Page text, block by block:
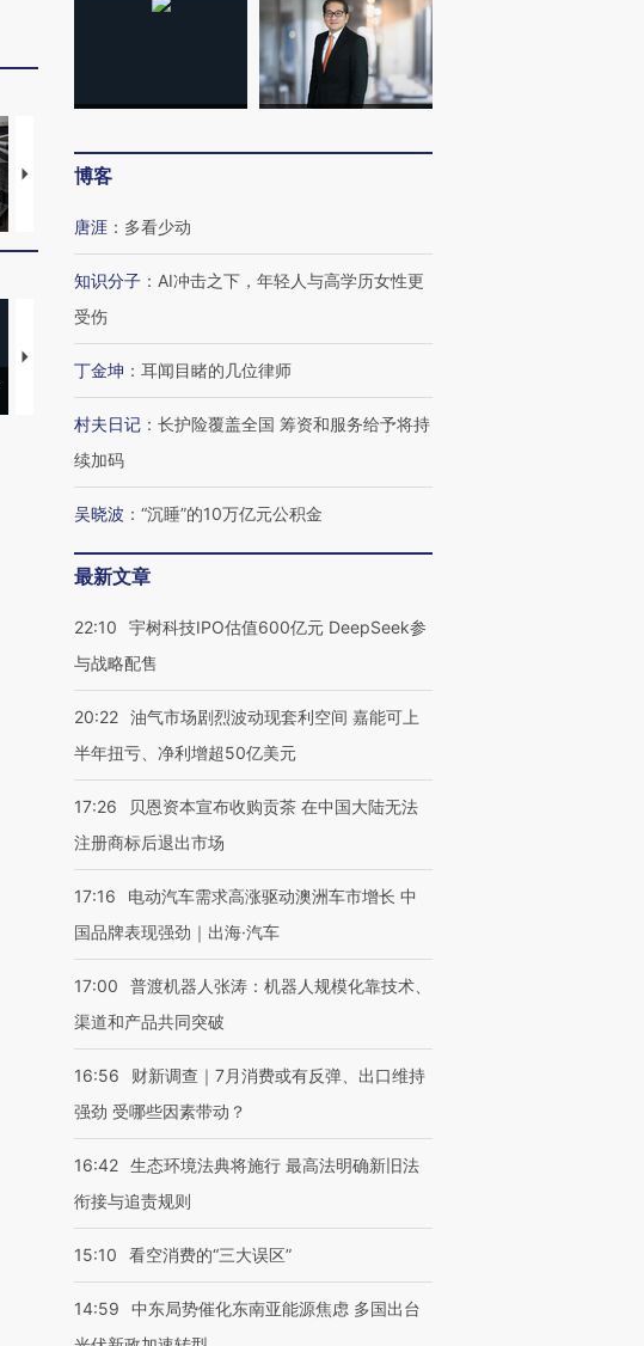
视线｜HYROX的吸金
心“花钱找虐”？
【推广】走进第四届链博
会，让数智科技“链”接产
【特别呈现】寻找100种
有意思的生活方式·第三对
住三大增长引擎是什么？
博客
唐涯 ： 多看少动
知识分子 ： AI冲击之下，年轻人与高学历女性更
受伤
丁金坤 ： 耳闻目睹的几位律师
村夫日记 ： 长护险覆盖全国 筹资和服务给予将持
续加码
吴晓波 ： “沉睡”的10万亿元公积金
最新文章
22:10
宇树科技IPO估值600亿元 DeepSeek参
与战略配售
20:22 油气市场剧烈波动现套利空间 嘉能可上
半年扭亏、净利增超50亿美元
17:26
贝恩资本宣布收购贡茶 在中国大陆无法
注册商标后退出市场
17:16
电动汽车需求高涨驱动澳洲车市增长 中
国品牌表现强劲｜出海·汽车
17:00
普渡机器人张涛：机器人规模化靠技术、
渠道和产品共同突破
16:56
财新调查｜7月消费或有反弹、出口维持
强劲 受哪些因素带动？
16:42 生态环境法典将施行 最高法明确新旧法
衔接与追责规则
15:10 看空消费的“三大误区”
14:59
中东局势催化东南亚能源焦虑 多国出台